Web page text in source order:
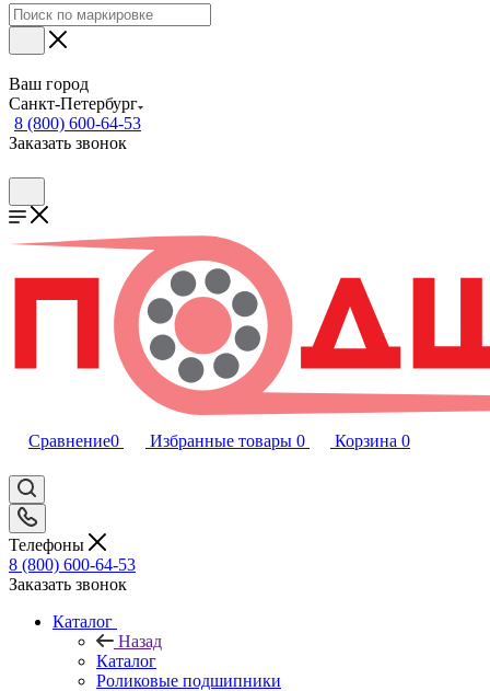
Ваш город
Санкт-Петербург
8 (800) 600-64-53
Заказать звонок
Сравнение0 Избранные товары 0 Корзина 0
Телефоны
8 (800) 600-64-53
Заказать звонок
Каталог
Назад
Каталог
Роликовые подшипники